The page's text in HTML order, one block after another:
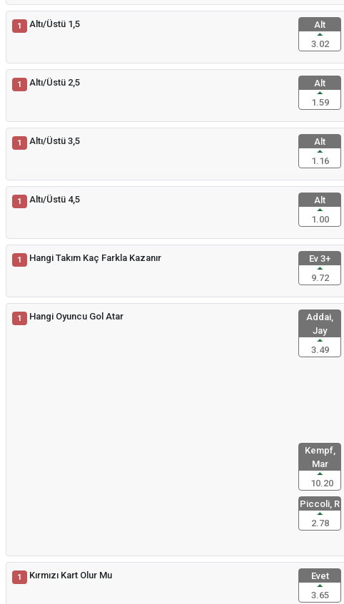
1 Altı/Üstü 1,5
Alt
3.02
1 Altı/Üstü 2,5
Alt
1.59
1 Altı/Üstü 3,5
Alt
1.16
1 Altı/Üstü 4,5
Alt
1.00
1 Hangi Takım Kaç Farkla Kazanır
Ev 3+
9.72
1 Hangi Oyuncu Gol Atar
Addai,
Jay
3.49
Kempf,
Mar
10.20
Piccoli, R
2.78
1 Kırmızı Kart Olur Mu
Evet
3.65